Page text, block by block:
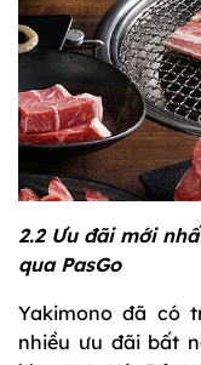
2.2 Ưu đãi mới
qua PasGo
Yakimono đã có
nhiều ưu đãi bất